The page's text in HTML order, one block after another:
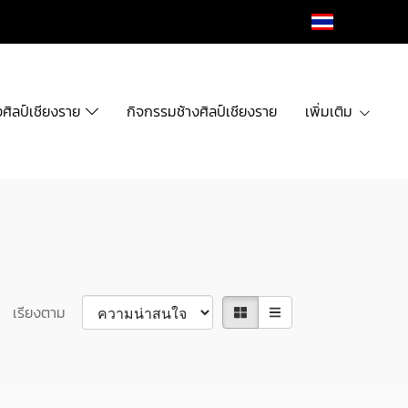
ลป์เชียงราย กิจกรรมช้างศิลป์เชียงราย เพิ่มเติม
เรียงตาม